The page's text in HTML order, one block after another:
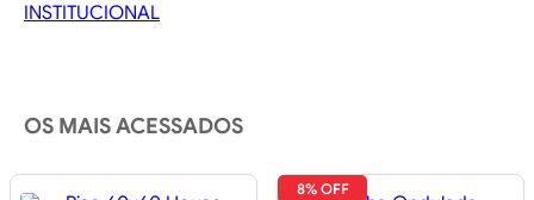
INSTITUCIONAL
OS MAIS ACESSADOS
8% OFF